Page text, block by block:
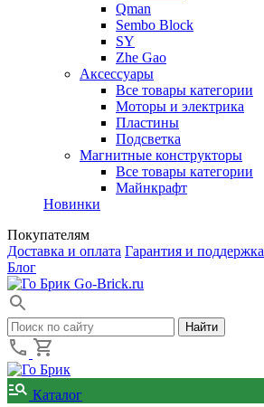
Qman
Sembo Block
SY
Zhe Gao
Аксессуары
Все товары категории
Моторы и электрика
Пластины
Подсветка
Магнитные конструкторы
Все товары категории
Майнкрафт
Новинки
Покупателям
Доставка и оплата Гарантия и поддержка
Блог
Go-Brick.ru
Каталог